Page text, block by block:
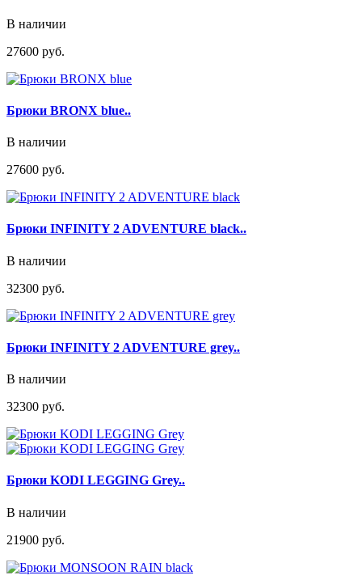
В наличии
27600 руб.
Брюки BRONX blue..
В наличии
27600 руб.
Брюки INFINITY 2 ADVENTURE black..
В наличии
32300 руб.
Брюки INFINITY 2 ADVENTURE grey..
В наличии
32300 руб.
Брюки KODI LEGGING Grey..
В наличии
21900 руб.